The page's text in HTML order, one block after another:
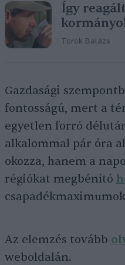
Így
Török Balázs
Gazdasági
fontosságú, mert a
egyetlen forró
alkalommal pár óra
okozza, hanem a
régiókat megbénító
Az elemzés tovább
weboldalán.